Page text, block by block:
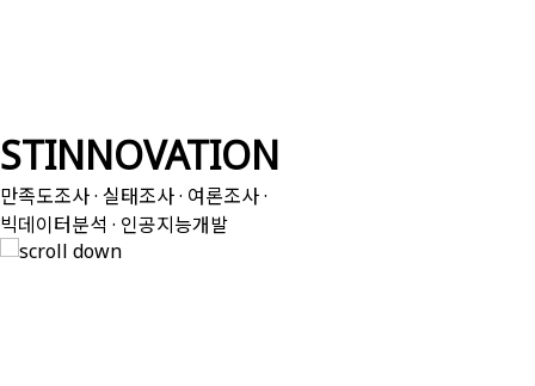
STINNOVATION
만족도조사 · 실태조사 · 여론조사·
빅데이터분석 · 인공지능개발